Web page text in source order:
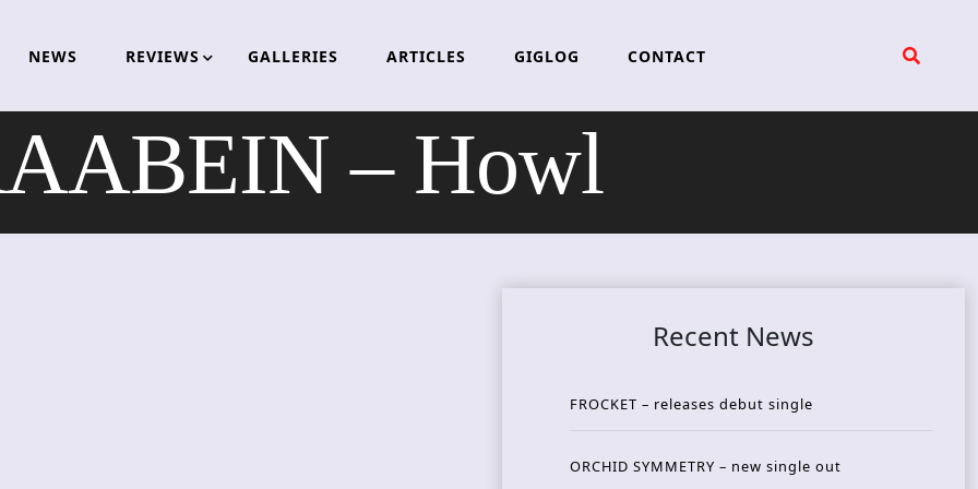
NEWS REVIEWS GALLERIES ARTICLES GIGLOG CONTACT
– Howl
Recent News
FROCKET – releases debut single
ORCHID SYMMETRY – new single out